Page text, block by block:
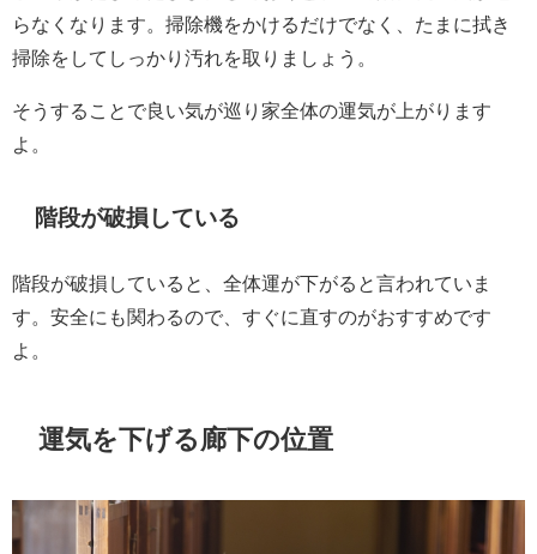
らなくなります。掃除機をかけるだけでなく、たまに拭き
掃除をしてしっかり汚れを取りましょう。
そうすることで良い気が巡り家全体の運気が上がります
よ。
階段が破損している
階段が破損していると、全体運が下がると言われていま
す。安全にも関わるので、すぐに直すのがおすすめです
よ。
運気を下げる廊下の位置